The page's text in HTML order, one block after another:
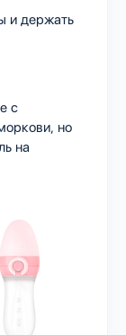
и держать
с
но
на